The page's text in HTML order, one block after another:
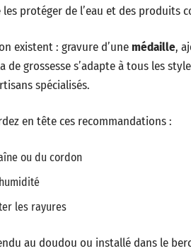
protéger de l’eau et des produits
existent : gravure d’unemédaille,
grossesse s’adapte à tous les
spécialisés.
en tête ces recommandations :
ou du cordon
les rayures
au doudou ou installé dans le